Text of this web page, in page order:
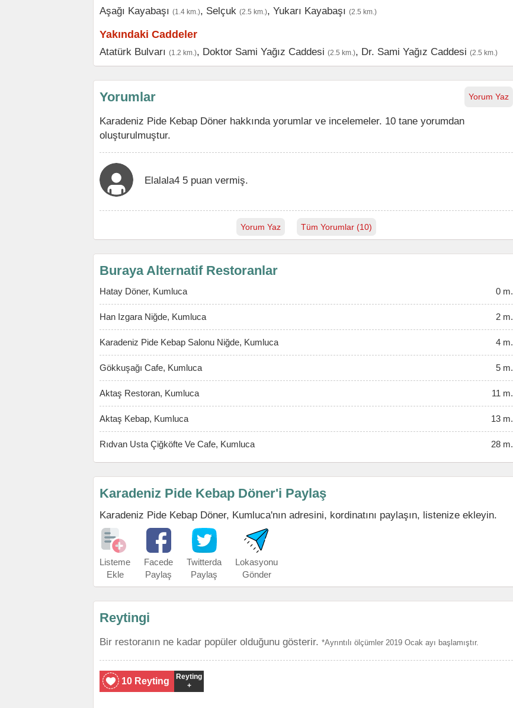
Aşağı Kayabaşı (1.4 km.), Selçuk (2.5 km.), Yukarı Kayabaşı (2.5 km.)
Yakındaki Caddeler
Atatürk Bulvarı (1.2 km.), Doktor Sami Yağız Caddesi (2.5 km.), Dr. Sami Yağız Caddesi (2.5 km.)
Yorum Yaz
Yorumlar
Karadeniz Pide Kebap Döner hakkında yorumlar ve incelemeler. 10 tane yorumdan
oluşturulmuştur.
Elalala4 5 puan vermiş.
Yorum Yaz Tüm Yorumlar (10)
Buraya Alternatif Restoranlar
Hatay Döner, Kumluca 0 m.
Han Izgara Niğde, Kumluca 2 m.
Karadeniz Pide Kebap Salonu Niğde, Kumluca 4 m.
Gökkuşağı Cafe, Kumluca 5 m.
Aktaş Restoran, Kumluca 11 m.
Aktaş Kebap, Kumluca 13 m.
Rıdvan Usta Çiğköfte Ve Cafe, Kumluca 28 m.
Karadeniz Pide Kebap Döner'i Paylaş
Karadeniz Pide Kebap Döner, Kumluca'nın adresini, kordinatını paylaşın, listenize ekleyin.
Listeme
Ekle
Facede
Paylaş
Twitterda
Paylaş
Lokasyonu
Gönder
Reytingi
Bir restoranın ne kadar popüler olduğunu gösterir. *Ayrıntılı ölçümler 2019 Ocak ayı başlamıştır.
10 Reyting
Reyting
+